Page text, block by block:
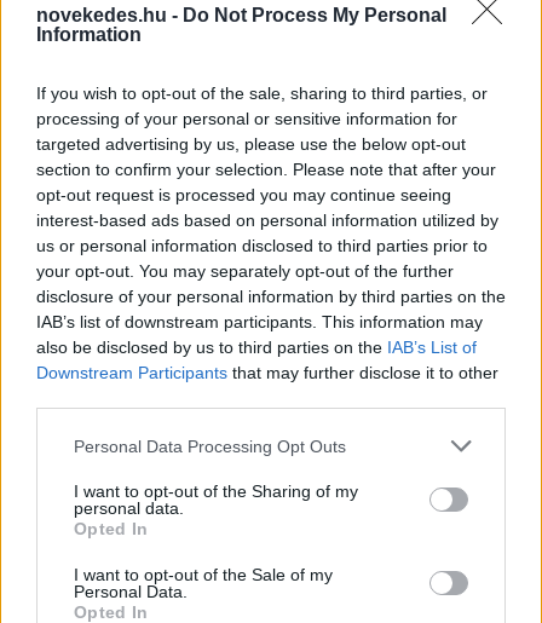
novekedes.hu - Do Not Process My Personal
Information
If you wish to opt-out of the sale, sharing to third parties, or
processing of your personal or sensitive information for
targeted advertising by us, please use the below opt-out
section to confirm your selection. Please note that after your
opt-out request is processed you may continue seeing
interest-based ads based on personal information utilized by
us or personal information disclosed to third parties prior to
your opt-out. You may separately opt-out of the further
disclosure of your personal information by third parties on the
IAB’s list of downstream participants. This information may
also be disclosed by us to third parties on the IAB’s List of
Downstream Participants that may further disclose it to other
Please note that this website/app uses one or more Google
not limited to your visit or usage behaviour. You may click to
grant or deny consent to Google and its third-party tags to
use your data for below specified purposes in below Google
consent section.
Personal Data Processing Opt Outs
I want to opt-out of the Sharing of my
personal data.
Opted In
I want to opt-out of the Sale of my
Personal Data.
Opted In
Minden idők legjövedelmezőbbje és
legdrágábbja volt az amerikai foci vb -
gyorsmérleg